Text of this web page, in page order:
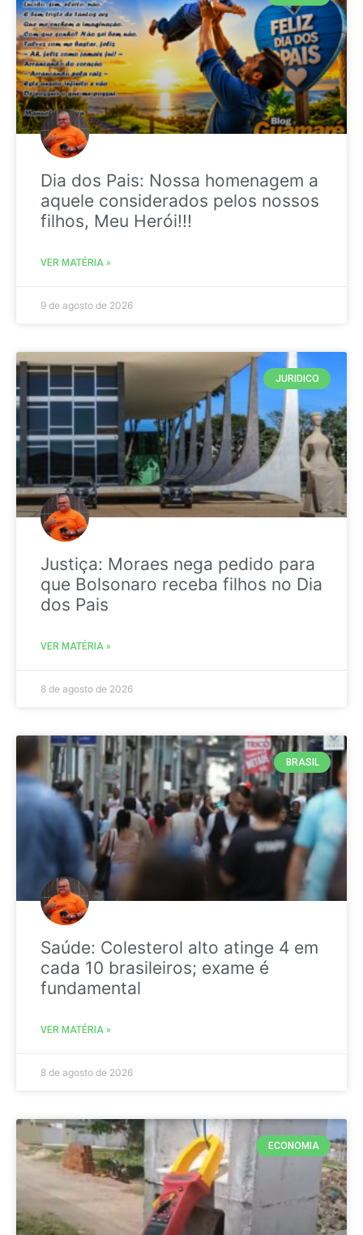
Dia dos Pais: Nossa homenagem a
aquele considerados pelos nossos
filhos, Meu Herói!!!
VER MATÉRIA »
9 de agosto de 2026
JURIDICO
Justiça: Moraes nega pedido para
que Bolsonaro receba filhos no Dia
dos Pais
VER MATÉRIA »
8 de agosto de 2026
BRASIL
Saúde: Colesterol alto atinge 4 em
cada 10 brasileiros; exame é
fundamental
VER MATÉRIA »
8 de agosto de 2026
ECONOMIA